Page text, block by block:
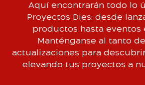
Aquí encontrarán todo lo
Proyectos Dies: desde
productos hasta eventos
Manténganse al tanto
actualizaciones para
elevando tus proyectos a